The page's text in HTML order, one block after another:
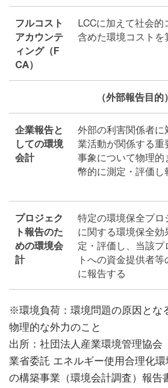
フルコスト
アカウンテ
ィング（F
CA）
LCCに加えて社会的
含めた環境コストを
（外部報告目的）
企業報告と
しての環境
会計
外部の利害関係者に
業活動が関係する重
事象について物理的
幣的に測定・評価し
プロジェク
ト報告のた
めの環境会
計
特定の環境保全プロ
に関する環境保全効
定・評価し、当該プ
トへの資金提供者
に報告する
※環境負荷：環境問題の原因とな
物理的な外力のこと
出所：社団法人産業環境管理協会
業省委託 エネルギー使用合理化
の構築事業（環境会計調査）報告